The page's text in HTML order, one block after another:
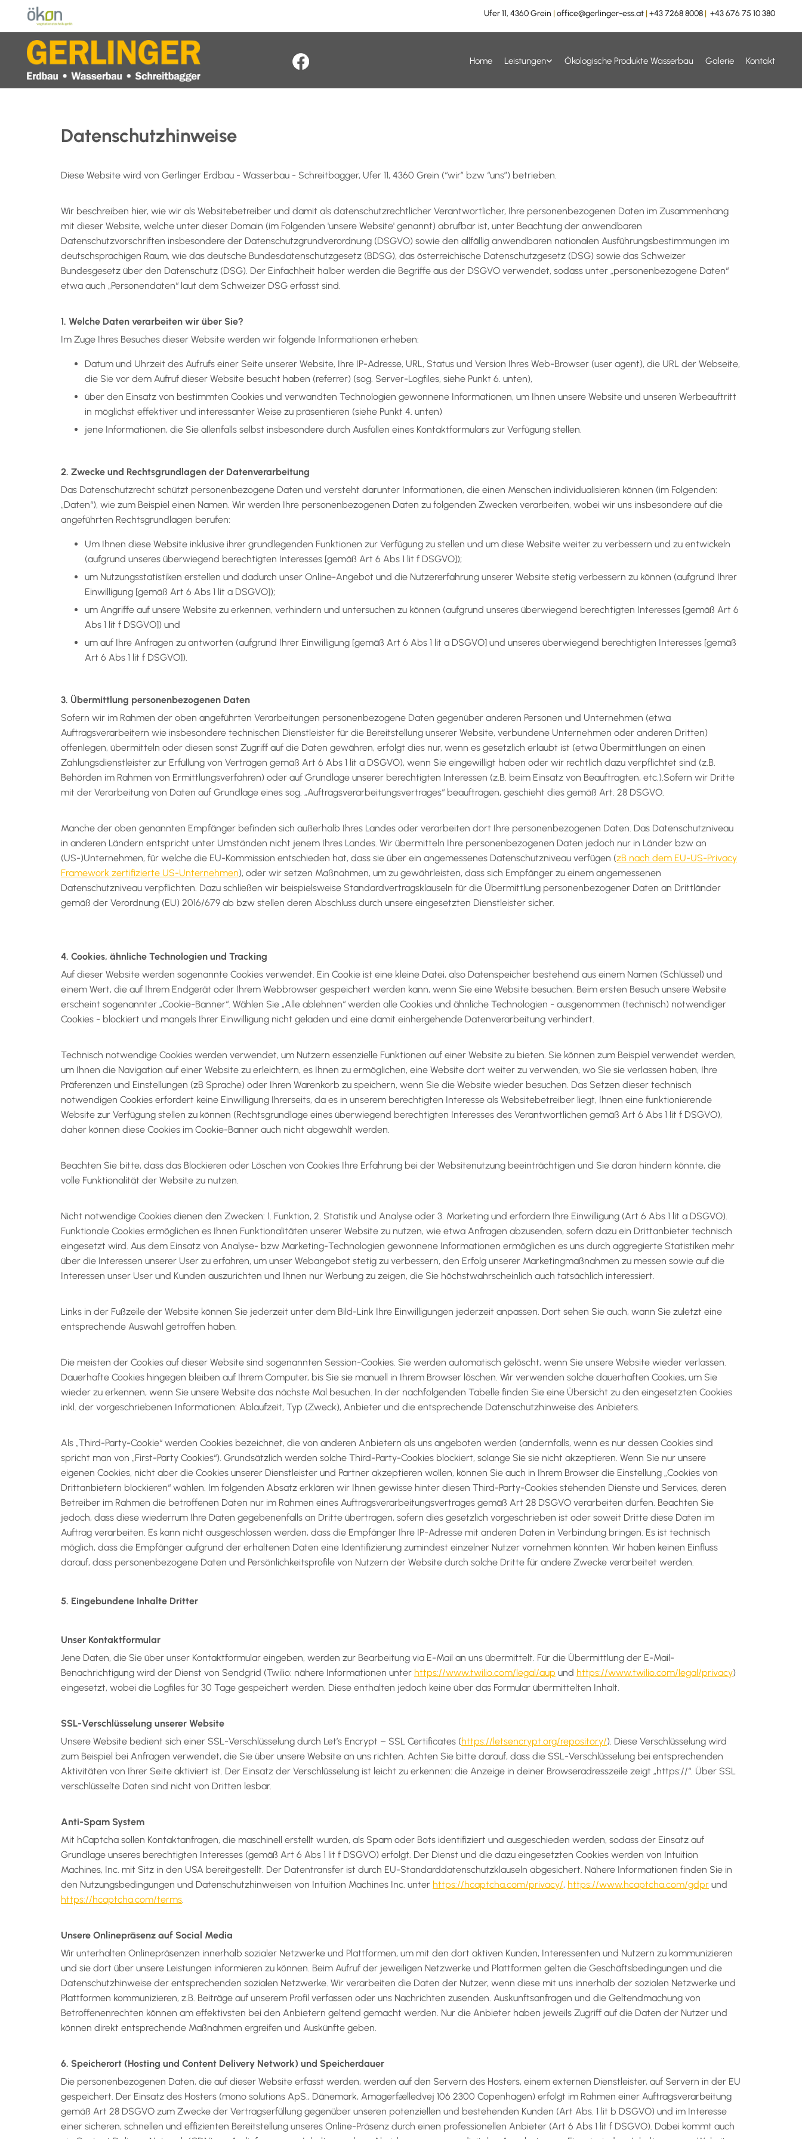
Ufer 11, 4360 Grein |office@gerlinger-ess.at|+43 7268 8008| +43 676 75 10 380
Home Leistungen Ökologische Produkte Wasserbau Galerie Kontakt
Datenschutzhinweise
Diese Website wird von Gerlinger Erdbau - Wasserbau - Schreitbagger, Ufer 11, 4360 Grein (“wir” bzw “uns”) betrieben.
Wir beschreiben hier, wie wir als Websitebetreiber und damit als datenschutzrechtlicher Verantwortlicher, Ihre personenbezogenen Daten im Zusammenhang
mit dieser Website, welche unter dieser Domain (im Folgenden 'unsere Website' genannt) abrufbar ist, unter Beachtung der anwendbaren
Datenschutzvorschriften insbesondere der Datenschutzgrundverordnung (DSGVO) sowie den allfällig anwendbaren nationalen Ausführungsbestimmungen im
deutschsprachigen Raum, wie das deutsche Bundesdatenschutzgesetz (BDSG), das österreichische Datenschutzgesetz (DSG) sowie das Schweizer
Bundesgesetz über den Datenschutz (DSG). Der Einfachheit halber werden die Begriffe aus der DSGVO verwendet, sodass unter „personenbezogene Daten“
etwa auch „Personendaten“ laut dem Schweizer DSG erfasst sind.
1. Welche Daten verarbeiten wir über Sie?
Im Zuge Ihres Besuches dieser Website werden wir folgende Informationen erheben:
Datum und Uhrzeit des Aufrufs einer Seite unserer Website, Ihre IP-Adresse, URL, Status und Version Ihres Web-Browser (user agent), die URL der Webseite,
die Sie vor dem Aufruf dieser Website besucht haben (referrer) (sog. Server-Logfiles, siehe Punkt 6. unten),
über den Einsatz von bestimmten Cookies und verwandten Technologien gewonnene Informationen, um Ihnen unsere Website und unseren Werbeauftritt
in möglichst effektiver und interessanter Weise zu präsentieren (siehe Punkt 4. unten)
jene Informationen, die Sie allenfalls selbst insbesondere durch Ausfüllen eines Kontaktformulars zur Verfügung stellen.
2. Zwecke und Rechtsgrundlagen der Datenverarbeitung
Das Datenschutzrecht schützt personenbezogene Daten und versteht darunter Informationen, die einen Menschen individualisieren können (im Folgenden:
„Daten“), wie zum Beispiel einen Namen. Wir werden Ihre personenbezogenen Daten zu folgenden Zwecken verarbeiten, wobei wir uns insbesondere auf die
angeführten Rechtsgrundlagen berufen:
Um Ihnen diese Website inklusive ihrer grundlegenden Funktionen zur Verfügung zu stellen und um diese Website weiter zu verbessern und zu entwickeln
(aufgrund unseres überwiegend berechtigten Interesses [gemäß Art 6 Abs 1 lit f DSGVO]);
um Nutzungsstatistiken erstellen und dadurch unser Online-Angebot und die Nutzererfahrung unserer Website stetig verbessern zu können (aufgrund Ihrer
Einwilligung [gemäß Art 6 Abs 1 lit a DSGVO]);
um Angriffe auf unsere Website zu erkennen, verhindern und untersuchen zu können (aufgrund unseres überwiegend berechtigten Interesses [gemäß Art 6
Abs 1 lit f DSGVO]) und
um auf Ihre Anfragen zu antworten (aufgrund Ihrer Einwilligung [gemäß Art 6 Abs 1 lit a DSGVO] und unseres überwiegend berechtigten Interesses [gemäß
Art 6 Abs 1 lit f DSGVO]).
3. Übermittlung personenbezogenen Daten
Sofern wir im Rahmen der oben angeführten Verarbeitungen personenbezogene Daten gegenüber anderen Personen und Unternehmen (etwa
Auftragsverarbeitern wie insbesondere technischen Dienstleister für die Bereitstellung unserer Website, verbundene Unternehmen oder anderen Dritten)
offenlegen, übermitteln oder diesen sonst Zugriff auf die Daten gewähren, erfolgt dies nur, wenn es gesetzlich erlaubt ist (etwa Übermittlungen an einen
Zahlungsdienstleister zur Erfüllung von Verträgen gemäß Art 6 Abs 1 lit a DSGVO), wenn Sie eingewilligt haben oder wir rechtlich dazu verpflichtet sind (z.B.
Behörden im Rahmen von Ermittlungsverfahren) oder auf Grundlage unserer berechtigten Interessen (z.B. beim Einsatz von Beauftragten, etc.).Sofern wir Dritte
mit der Verarbeitung von Daten auf Grundlage eines sog. „Auftragsverarbeitungsvertrages“ beauftragen, geschieht dies gemäß Art. 28 DSGVO.
Manche der oben genannten Empfänger befinden sich außerhalb Ihres Landes oder verarbeiten dort Ihre personenbezogenen Daten. Das Datenschutzniveau
in anderen Ländern entspricht unter Umständen nicht jenem Ihres Landes. Wir übermitteln Ihre personenbezogenen Daten jedoch nur in Länder bzw an
(US-)Unternehmen, für welche die EU-Kommission entschieden hat, dass sie über ein angemessenes Datenschutzniveau verfügen (zB nach dem EU-US-Privacy
Framework zertifizierte US-Unternehmen), oder wir setzen Maßnahmen, um zu gewährleisten, dass sich Empfänger zu einem angemessenen
Datenschutzniveau verpflichten. Dazu schließen wir beispielsweise Standardvertragsklauseln für die Übermittlung personenbezogener Daten an Drittländer
gemäß der Verordnung (EU) 2016/679 ab bzw stellen deren Abschluss durch unsere eingesetzten Dienstleister sicher.
4. Cookies, ähnliche Technologien und Tracking
Auf dieser Website werden sogenannte Cookies verwendet. Ein Cookie ist eine kleine Datei, also Datenspeicher bestehend aus einem Namen (Schlüssel) und
einem Wert, die auf Ihrem Endgerät oder Ihrem Webbrowser gespeichert werden kann, wenn Sie eine Website besuchen. Beim ersten Besuch unsere Website
erscheint sogenannter „Cookie-Banner“. Wählen Sie „Alle ablehnen“ werden alle Cookies und ähnliche Technologien - ausgenommen (technisch) notwendiger
Cookies - blockiert und mangels Ihrer Einwilligung nicht geladen und eine damit einhergehende Datenverarbeitung verhindert.
Technisch notwendige Cookies werden verwendet, um Nutzern essenzielle Funktionen auf einer Website zu bieten. Sie können zum Beispiel verwendet werden,
um Ihnen die Navigation auf einer Website zu erleichtern, es Ihnen zu ermöglichen, eine Website dort weiter zu verwenden, wo Sie sie verlassen haben, Ihre
Präferenzen und Einstellungen (zB Sprache) oder Ihren Warenkorb zu speichern, wenn Sie die Website wieder besuchen. Das Setzen dieser technisch
notwendigen Cookies erfordert keine Einwilligung Ihrerseits, da es in unserem berechtigten Interesse als Websitebetreiber liegt, Ihnen eine funktionierende
Website zur Verfügung stellen zu können (Rechtsgrundlage eines überwiegend berechtigten Interesses des Verantwortlichen gemäß Art 6 Abs 1 lit f DSGVO),
daher können diese Cookies im Cookie-Banner auch nicht abgewählt werden.
Beachten Sie bitte, dass das Blockieren oder Löschen von Cookies Ihre Erfahrung bei der Websitenutzung beeinträchtigen und Sie daran hindern könnte, die
volle Funktionalität der Website zu nutzen.
Nicht notwendige Cookies dienen den Zwecken: 1. Funktion, 2. Statistik und Analyse oder 3. Marketing und erfordern Ihre Einwilligung (Art 6 Abs 1 lit a DSGVO).
Funktionale Cookies ermöglichen es Ihnen Funktionalitäten unserer Website zu nutzen, wie etwa Anfragen abzusenden, sofern dazu ein Drittanbieter technisch
eingesetzt wird. Aus dem Einsatz von Analyse- bzw Marketing-Technologien gewonnene Informationen ermöglichen es uns durch aggregierte Statistiken mehr
über die Interessen unserer User zu erfahren, um unser Webangebot stetig zu verbessern, den Erfolg unserer Marketingmaßnahmen zu messen sowie auf die
Interessen unser User und Kunden auszurichten und Ihnen nur Werbung zu zeigen, die Sie höchstwahrscheinlich auch tatsächlich interessiert.
Links in der Fußzeile der Website können Sie jederzeit unter dem Bild-Link Ihre Einwilligungen jederzeit anpassen. Dort sehen Sie auch, wann Sie zuletzt eine
entsprechende Auswahl getroffen haben.
Die meisten der Cookies auf dieser Website sind sogenannten Session-Cookies. Sie werden automatisch gelöscht, wenn Sie unsere Website wieder verlassen.
Dauerhafte Cookies hingegen bleiben auf Ihrem Computer, bis Sie sie manuell in Ihrem Browser löschen. Wir verwenden solche dauerhaften Cookies, um Sie
wieder zu erkennen, wenn Sie unsere Website das nächste Mal besuchen. In der nachfolgenden Tabelle finden Sie eine Übersicht zu den eingesetzten Cookies
inkl. der vorgeschriebenen Informationen: Ablaufzeit, Typ (Zweck), Anbieter und die entsprechende Datenschutzhinweise des Anbieters.
Als „Third-Party-Cookie“ werden Cookies bezeichnet, die von anderen Anbietern als uns angeboten werden (andernfalls, wenn es nur dessen Cookies sind
spricht man von „First-Party Cookies“). Grundsätzlich werden solche Third-Party-Cookies blockiert, solange Sie sie nicht akzeptieren. Wenn Sie nur unsere
eigenen Cookies, nicht aber die Cookies unserer Dienstleister und Partner akzeptieren wollen, können Sie auch in Ihrem Browser die Einstellung „Cookies von
Drittanbietern blockieren“ wählen. Im folgenden Absatz erklären wir Ihnen gewisse hinter diesen Third-Party-Cookies stehenden Dienste und Services, deren
Betreiber im Rahmen die betroffenen Daten nur im Rahmen eines Auftragsverarbeitungsvertrages gemäß Art 28 DSGVO verarbeiten dürfen. Beachten Sie
jedoch, dass diese wiederrum Ihre Daten gegebenenfalls an Dritte übertragen, sofern dies gesetzlich vorgeschrieben ist oder soweit Dritte diese Daten im
Auftrag verarbeiten. Es kann nicht ausgeschlossen werden, dass die Empfänger Ihre IP-Adresse mit anderen Daten in Verbindung bringen. Es ist technisch
möglich, dass die Empfänger aufgrund der erhaltenen Daten eine Identifizierung zumindest einzelner Nutzer vornehmen könnten. Wir haben keinen Einfluss
darauf, dass personenbezogene Daten und Persönlichkeitsprofile von Nutzern der Website durch solche Dritte für andere Zwecke verarbeitet werden.
5. Eingebundene Inhalte Dritter
Unser Kontaktformular
Jene Daten, die Sie über unser Kontaktformular eingeben, werden zur Bearbeitung via E-Mail an uns übermittelt. Für die Übermittlung der E-Mail-
Benachrichtigung wird der Dienst von Sendgrid (Twilio: nähere Informationen unter https://www.twilio.com/legal/aup und https://www.twilio.com/legal/privacy)
eingesetzt, wobei die Logfiles für 30 Tage gespeichert werden. Diese enthalten jedoch keine über das Formular übermittelten Inhalt.
SSL-Verschlüsselung unserer Website
Unsere Website bedient sich einer SSL-Verschlüsselung durch Let’s Encrypt – SSL Certificates (https://letsencrypt.org/repository/). Diese Verschlüsselung wird
zum Beispiel bei Anfragen verwendet, die Sie über unsere Website an uns richten. Achten Sie bitte darauf, dass die SSL-Verschlüsselung bei entsprechenden
Aktivitäten von Ihrer Seite aktiviert ist. Der Einsatz der Verschlüsselung ist leicht zu erkennen: die Anzeige in deiner Browseradresszeile zeigt „https://“. Über SSL
verschlüsselte Daten sind nicht von Dritten lesbar.
Anti-Spam System
Mit hCaptcha sollen Kontaktanfragen, die maschinell erstellt wurden, als Spam oder Bots identifiziert und ausgeschieden werden, sodass der Einsatz auf
Grundlage unseres berechtigten Interesses (gemäß Art 6 Abs 1 lit f DSGVO) erfolgt. Der Dienst und die dazu eingesetzten Cookies werden von Intuition
Machines, Inc. mit Sitz in den USA bereitgestellt. Der Datentransfer ist durch EU-Standarddatenschutzklauseln abgesichert. Nähere Informationen finden Sie in
den Nutzungsbedingungen und Datenschutzhinweisen von Intuition Machines Inc. unter https://hcaptcha.com/privacy/, https://www.hcaptcha.com/gdpr und
https://hcaptcha.com/terms.
Unsere Onlinepräsenz auf Social Media
Wir unterhalten Onlinepräsenzen innerhalb sozialer Netzwerke und Plattformen, um mit den dort aktiven Kunden, Interessenten und Nutzern zu kommunizieren
und sie dort über unsere Leistungen informieren zu können. Beim Aufruf der jeweiligen Netzwerke und Plattformen gelten die Geschäftsbedingungen und die
Datenschutzhinweise der entsprechenden sozialen Netzwerke. Wir verarbeiten die Daten der Nutzer, wenn diese mit uns innerhalb der sozialen Netzwerke und
Plattformen kommunizieren, z.B. Beiträge auf unserem Profil verfassen oder uns Nachrichten zusenden. Auskunftsanfragen und die Geltendmachung von
Betroffenenrechten können am effektivsten bei den Anbietern geltend gemacht werden. Nur die Anbieter haben jeweils Zugriff auf die Daten der Nutzer und
können direkt entsprechende Maßnahmen ergreifen und Auskünfte geben.
6. Speicherort (Hosting und Content Delivery Network) und Speicherdauer
Die personenbezogenen Daten, die auf dieser Website erfasst werden, werden auf den Servern des Hosters, einem externen Dienstleister, auf Servern in der EU
gespeichert. Der Einsatz des Hosters (mono solutions ApS., Dänemark, Amagerfælledvej 106 2300 Copenhagen) erfolgt im Rahmen einer Auftragsverarbeitung
gemäß Art 28 DSGVO zum Zwecke der Vertragserfüllung gegenüber unseren potenziellen und bestehenden Kunden (Art Abs. 1 lit b DSGVO) und im Interesse
einer sicheren, schnellen und effizienten Bereitstellung unseres Online-Präsenz durch einen professionellen Anbieter (Art 6 Abs 1 lit f DSGVO). Dabei kommt auch